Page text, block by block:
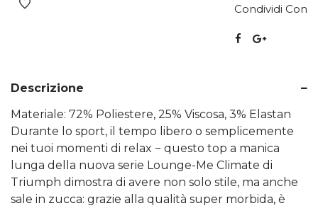
Condividi Con
Descrizione
Materiale: 72% Poliestere, 25% Viscosa, 3% Elastan
Durante lo sport, il tempo libero o semplicemente
nei tuoi momenti di relax − questo top a manica
lunga della nuova serie Lounge-Me Climate di
Triumph dimostra di avere non solo stile, ma anche
sale in zucca: grazie alla qualità super morbida, è